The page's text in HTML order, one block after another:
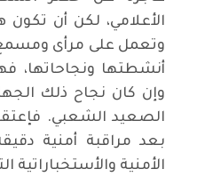
الأعلامي، لكن أن
وتعمل على مرأى ومسمع
أنشطتها ونجاحاتها،
وإن كان نجاح ذلك
الصعيد الشعبي.
بعد مراقبة أمنية
الأمنية والأستخباراتية